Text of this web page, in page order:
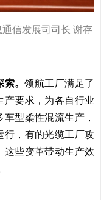
信发展司司长 谢存
索。领航工厂满足了
产要求，为各自行业
型柔性混流生产，
行，有的光缆工厂攻
这些变革带动生产效